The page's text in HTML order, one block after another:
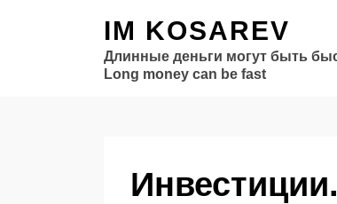
IM KOSAREV
Длинные деньги могут быть
Long money can be fast